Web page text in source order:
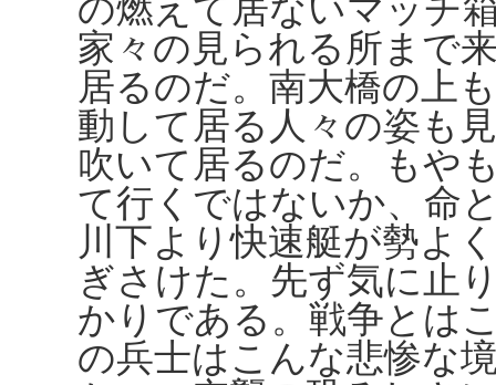
の燃えて居ないマッチ
家々の見られる所まで
居るのだ。南大橋の上
動して居る人々の姿も
吹いて居るのだ。もや
て行くではないか、命
川下より快速艇が勢よ
ぎさけた。先ず気に止
かりである。戦争とは
の兵士はこんな悲惨な